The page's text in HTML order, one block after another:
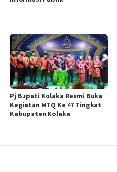
Pj Bupati Kolaka Resmi Buka
Kegiatan MTQ Ke 47 Tingkat
Kabupaten Kolaka